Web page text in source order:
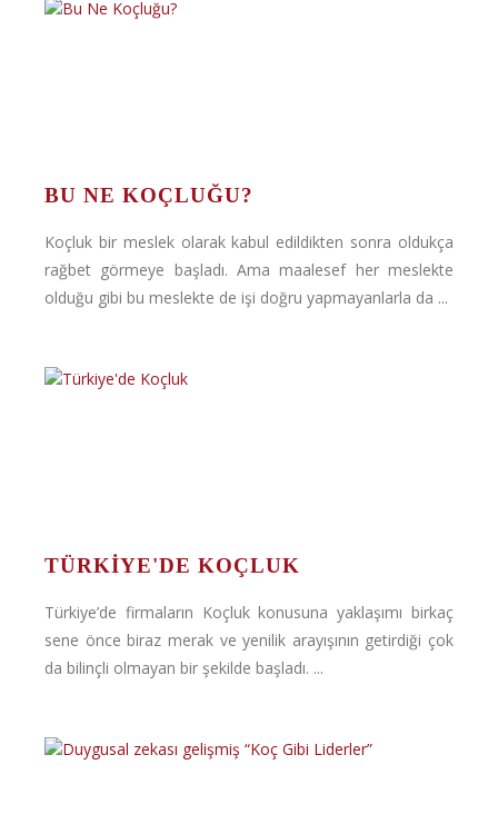
BU NE KOÇLUĞU?
Koçluk bir meslek olarak kabul edildikten sonra oldukça
rağbet görmeye başladı. Ama maalesef her meslekte
olduğu gibi bu meslekte de işi doğru yapmayanlarla da ...
TÜRKIYE'DE KOÇLUK
Türkiye’de firmaların Koçluk konusuna yaklaşımı birkaç
sene önce biraz merak ve yenilik arayışının getirdiği çok
da bilinçli olmayan bir şekilde başladı. ...